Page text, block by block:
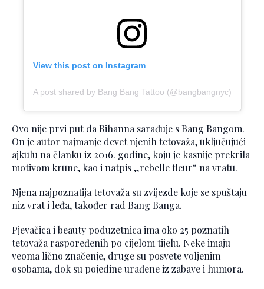
View this post on Instagram
A post shared by Bang Bang Tattoo (@bangbangnyc)
Ovo nije prvi put da Rihanna sarađuje s Bang Bangom.
On je autor najmanje devet njenih tetovaža, uključujući
ajkulu na članku iz 2016. godine, koju je kasnije prekrila
motivom krune, kao i natpis „rebelle fleur“ na vratu.
Njena najpoznatija tetovaža su zvijezde koje se spuštaju
niz vrat i leđa, također rad Bang Banga.
Pjevačica i beauty poduzetnica ima oko 25 poznatih
tetovaža raspoređenih po cijelom tijelu. Neke imaju
veoma lično značenje, druge su posvete voljenim
osobama, dok su pojedine urađene iz zabave i humora.